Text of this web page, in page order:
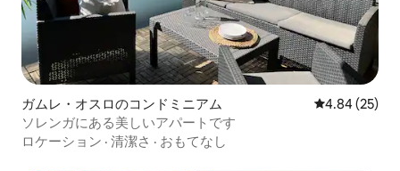
ガムレ・オスロのコンドミニアム レビュー25
4.84 (25)
ソレンガにある美しいアパートです
ロケーション · 清潔さ · おもてなし